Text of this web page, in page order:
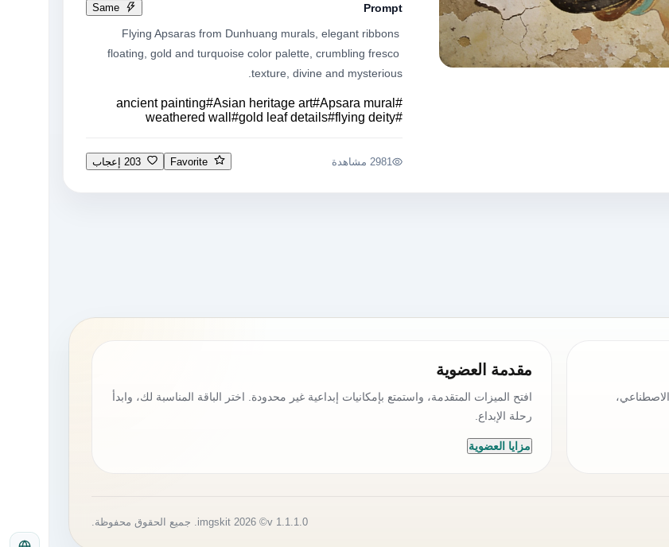
Prompt
Same
Flying Apsaras from Dunhuang murals, elegant ribbons
floating, gold and turquoise color palette, crumbling fresco
texture, divine and mysterious.
#
Apsara mural
#
Asian heritage art
#
ancient painting
#
flying deity
#
gold leaf details
#
weathered wall
2981 مشاهدة Favorite 203 إعجاب
مقدمة العضوية
افتح الميزات المتقدمة، واستمتع بإمكانيات إبداعية غير محدودة. اختر الباقة المناسبة لك، وابدأ
رحلة الإبداع.
مزايا العضوية
v 1.1.1.0© 2026 imgskit. جميع الحقوق محفوظة.